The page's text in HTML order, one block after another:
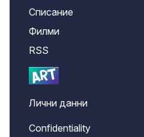
Списание
Филми
RSS
Лични данни
Confidentiality